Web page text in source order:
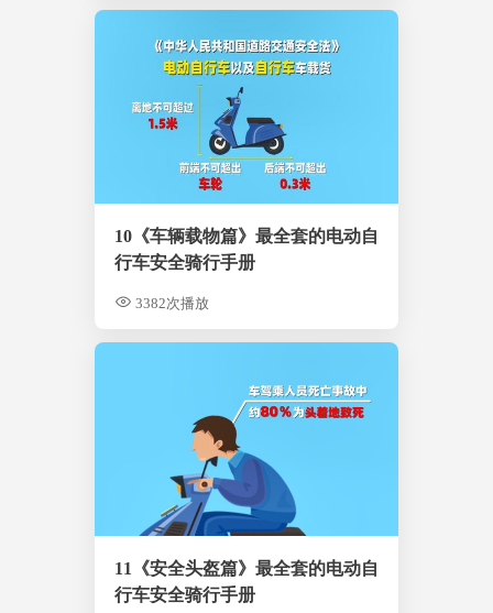
10《车辆载物篇》最全套的电动自
行车安全骑行手册
3382次播放
11《安全头盔篇》最全套的电动自
行车安全骑行手册